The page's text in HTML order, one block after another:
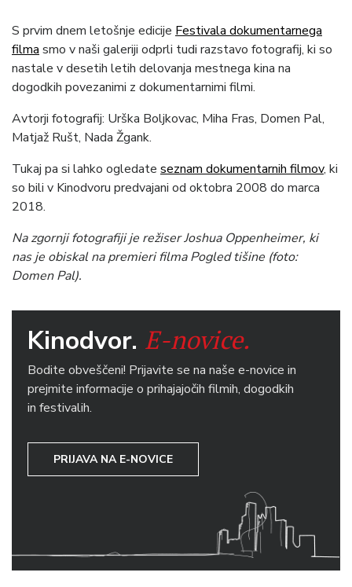
S prvim dnem letošnje edicije Festivala dokumentarnega
filma smo v naši galeriji odprli tudi razstavo fotografij, ki so
nastale v desetih letih delovanja mestnega kina na
dogodkih povezanimi z dokumentarnimi filmi.
Avtorji fotografij: Urška Boljkovac, Miha Fras, Domen Pal,
Matjaž Rušt, Nada Žgank.
Tukaj pa si lahko ogledate seznam dokumentarnih filmov, ki
so bili v Kinodvoru predvajani od oktobra 2008 do marca
2018.
Na zgornji fotografiji je režiser Joshua Oppenheimer, ki
nas je obiskal na premieri filma Pogled tišine (foto:
Domen Pal).
Kinodvor. E-novice.
Bodite obveščeni! Prijavite se na naše e-novice in
prejmite informacije o prihajajočih filmih, dogodkih
in festivalih.
PRIJAVA NA E-NOVICE